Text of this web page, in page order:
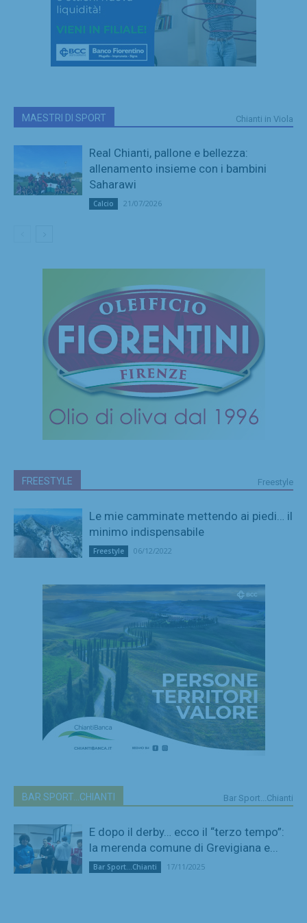
MAESTRI DI SPORT Chianti in Viola
Real Chianti, pallone e bellezza:
allenamento insieme con i bambini
Saharawi
Calcio 21/07/2026
FREESTYLE Freestyle
Le mie camminate mettendo ai piedi… il
minimo indispensabile
Freestyle 06/12/2022
BAR SPORT...CHIANTI Bar Sport...Chianti
E dopo il derby… ecco il “terzo tempo”:
la merenda comune di Grevigiana e...
Bar Sport...Chianti 17/11/2025